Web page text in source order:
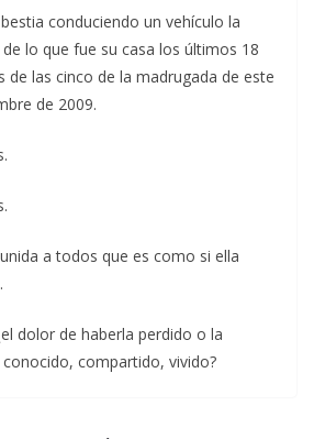
conduciendo un vehículo la
lo que fue su casa los últimos 18
de las cinco de la madrugada de este
de 2009.
a todos que es como si ella
dolor de haberla perdido o la
compartido, vivido?